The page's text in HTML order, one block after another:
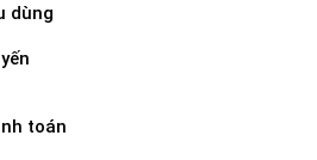
dùng
toán